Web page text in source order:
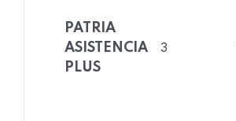
PATRIA
ASISTENCIA
PLUS
3